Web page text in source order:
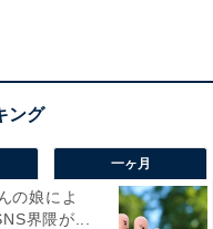
一ヶ月
の娘によ
界隈が...